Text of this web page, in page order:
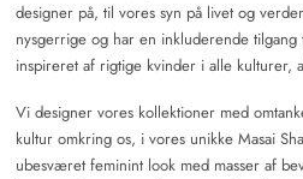
designer på, til vores syn på livet og
nysgerrige og har en inkluderende
inspireret af rigtige kvinder i alle kulturer,
Vi designer vores kollektioner med
kultur omkring os, i vores unikke Masai
ubesværet feminint look med masser af